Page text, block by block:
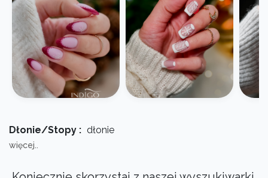
Dłonie/Stopy : dłonie
więcej..